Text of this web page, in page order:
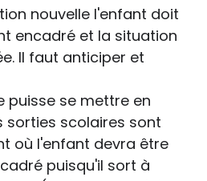
nouvelle l'enfant doit
encadré et la situation
Il faut anticiper et
puisse se mettre en
sorties scolaires sont
où l'enfant devra être
puisqu'il sort à